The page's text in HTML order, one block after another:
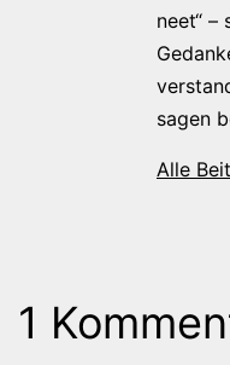
neet“
sagen
Alle
1